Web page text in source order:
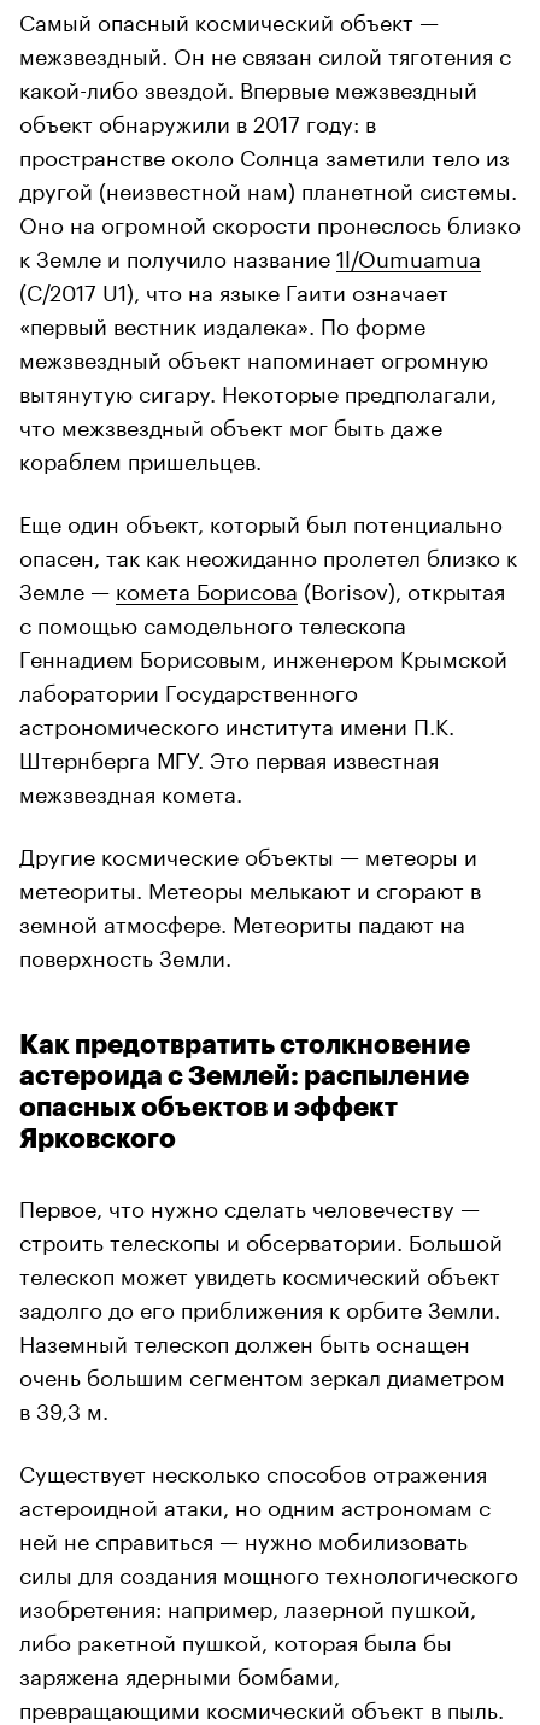
Самый опасный космический объект —
межзвездный. Он не связан силой тяготения с
какой-либо звездой. Впервые межзвездный
объект обнаружили в 2017 году: в
пространстве около Солнца заметили тело из
другой (неизвестной нам) планетной системы.
Оно на огромной скорости пронеслось близко
к Земле и получило название1l/Oumuamua
(C/2017 U1), что на языке Гаити означает
«первый вестник издалека». По форме
межзвездный объект напоминает огромную
вытянутую сигару. Некоторые предполагали,
что межзвездный объект мог быть даже
кораблем пришельцев.
Еще один объект, который был потенциально
опасен, так как неожиданно пролетел близко к
Земле — комета Борисова (Borisov), открытая
с помощью самодельного телескопа
Геннадием Борисовым, инженером Крымской
лаборатории Государственного
астрономического института имени П.К.
Штернберга МГУ. Это первая известная
межзвездная комета.
Другие космические объекты — метеоры и
метеориты. Метеоры мелькают и сгорают в
земной атмосфере. Метеориты падают на
поверхность Земли.
Как предотвратить столкновение
астероида с Землей: распыление
опасных объектов и эффект
Ярковского
Первое, что нужно сделать человечеству —
строить телескопы и обсерватории. Большой
телескоп может увидеть космический объект
задолго до его приближения к орбите Земли.
Наземный телескоп должен быть оснащен
очень большим сегментом зеркал диаметром
в 39,3 м.
Существует несколько способов отражения
астероидной атаки, но одним астрономам с
ней не справиться — нужно мобилизовать
силы для создания мощного технологического
изобретения: например, лазерной пушкой,
либо ракетной пушкой, которая была бы
заряжена ядерными бомбами,
превращающими космический объект в пыль.